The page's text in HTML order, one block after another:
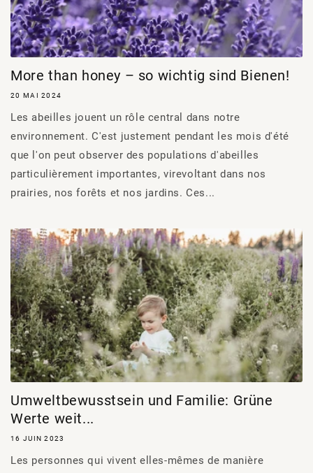
More than honey – so wichtig sind Bienen!
20 MAI 2024
Les abeilles jouent un rôle central dans notre
environnement. C'est justement pendant les mois d'été
que l'on peut observer des populations d'abeilles
particulièrement importantes, virevoltant dans nos
prairies, nos forêts et nos jardins. Ces...
Umweltbewusstsein und Familie: Grüne
Werte weit...
16 JUIN 2023
Les personnes qui vivent elles-mêmes de manière